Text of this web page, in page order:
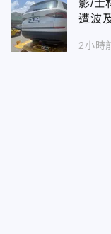
影/士
遭波
2小時